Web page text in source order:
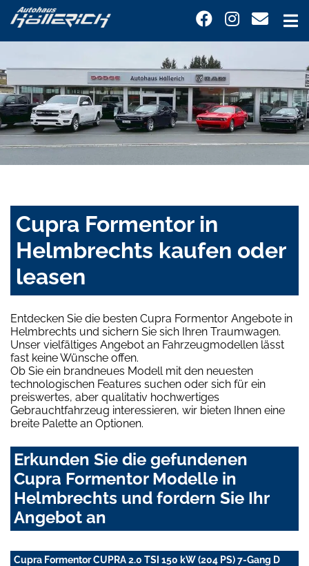
Cupra Formentor in
Helmbrechts kaufen oder
leasen
Entdecken Sie die besten Cupra Formentor Angebote in
Helmbrechts und sichern Sie sich Ihren Traumwagen.
Unser vielfältiges Angebot an Fahrzeugmodellen lässt
fast keine Wünsche offen.
Ob Sie ein brandneues Modell mit den neuesten
technologischen Features suchen oder sich für ein
preiswertes, aber qualitativ hochwertiges
Gebrauchtfahrzeug interessieren, wir bieten Ihnen eine
breite Palette an Optionen.
Erkunden Sie die gefundenen
Cupra Formentor Modelle in
Helmbrechts und fordern Sie Ihr
Angebot an
Cupra Formentor CUPRA 2.0 TSI 150 kW (204 PS) 7-Gang D